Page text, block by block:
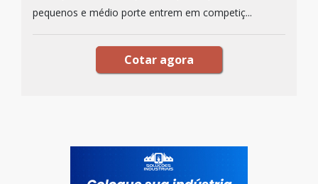
pequenos e médio porte entrem em competiç...
Cotar agora